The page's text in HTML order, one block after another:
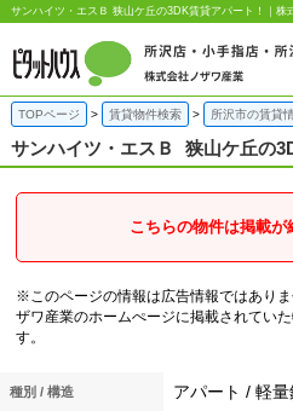
サンハイツ・エスＢ 狭山ケ丘の3DK賃貸アパート！｜株
TOPページ 賃貸物件検索 所沢市の賃貸
サンハイツ・エスＢ 狭山ケ丘の
こちらの物件は掲載が
※このページの情報は広告情報ではあり
ザワ産業のホームぺージに掲載されてい
す。
種別 / 構造 アパート / 軽量